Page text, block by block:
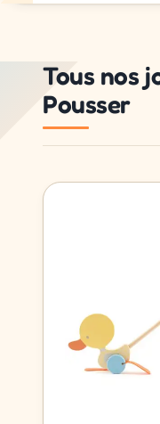
Tous nos
Pousser